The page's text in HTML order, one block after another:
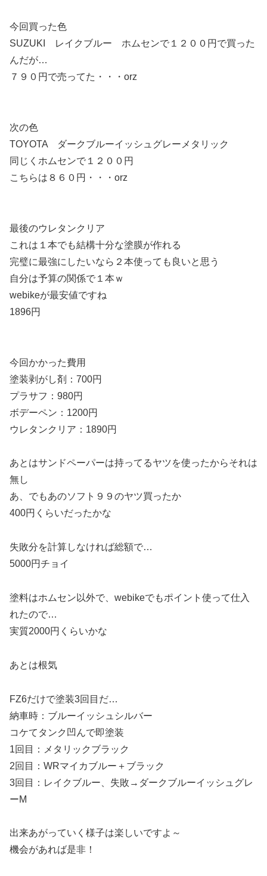
今回買った色
SUZUKI レイクブルー ホムセンで１２００円で買った
んだが…
７９０円で売ってた・・・orz
次の色
TOYOTA ダークブルーイッシュグレーメタリック
同じくホムセンで１２００円
こちらは８６０円・・・orz
最後のウレタンクリア
これは１本でも結構十分な塗膜が作れる
完璧に最強にしたいなら２本使っても良いと思う
自分は予算の関係で１本ｗ
webikeが最安値ですね
1896円
今回かかった費用
塗装剥がし剤：700円
プラサフ：980円
ボデーペン：1200円
ウレタンクリア：1890円
あとはサンドペーパーは持ってるヤツを使ったからそれは
無し
あ、でもあのソフト９９のヤツ買ったか
400円くらいだったかな
失敗分を計算しなければ総額で…
5000円チョイ
塗料はホムセン以外で、webikeでもポイント使って仕入
れたので…
実質2000円くらいかな
あとは根気
FZ6だけで塗装3回目だ…
納車時：ブルーイッシュシルバー
コケてタンク凹んで即塗装
1回目：メタリックブラック
2回目：WRマイカブルー＋ブラック
3回目：レイクブルー、失敗→ダークブルーイッシュグレ
ーM
出来あがっていく様子は楽しいですよ～
機会があれば是非！